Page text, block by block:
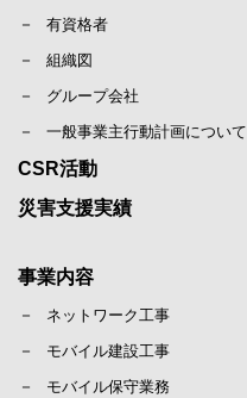
有資格者
組織図
グループ会社
一般事業主行動計画について
CSR活動
災害支援実績
事業内容
ネットワーク工事
モバイル建設工事
モバイル保守業務